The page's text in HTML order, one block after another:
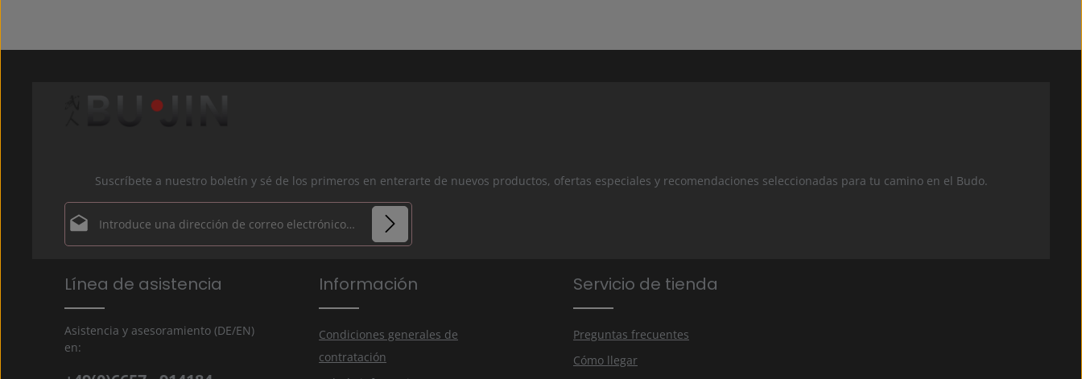
Suscríbete a nuestro boletín y sé de los primeros en enterarte de nuevos productos, ofertas especiales y recomendaciones seleccionadas para tu camino en el Budo.
Dirección de correo electrónico*
Al seleccionar continuar, confirmas que has leído nuestra
Los campos marcados con un asterisco (*) son obligatorios.
Línea de asistencia
Asistencia y asesoramiento (DE/EN)
en:
Información
Condiciones generales de
contratación
Servicio de tienda
Preguntas frecuentes
Cómo llegar